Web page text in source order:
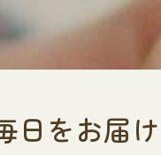
をお届